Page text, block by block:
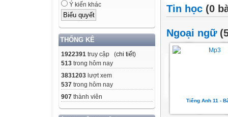
Ý kiến khác
THỐNG KÊ
1922391 truy cập (chi tiết)
513 trong hôm nay
3831203 lượt xem
537 trong hôm nay
907 thành viên
Tin học (0
Ngoại ngữ
Tiếng Anh 11 -